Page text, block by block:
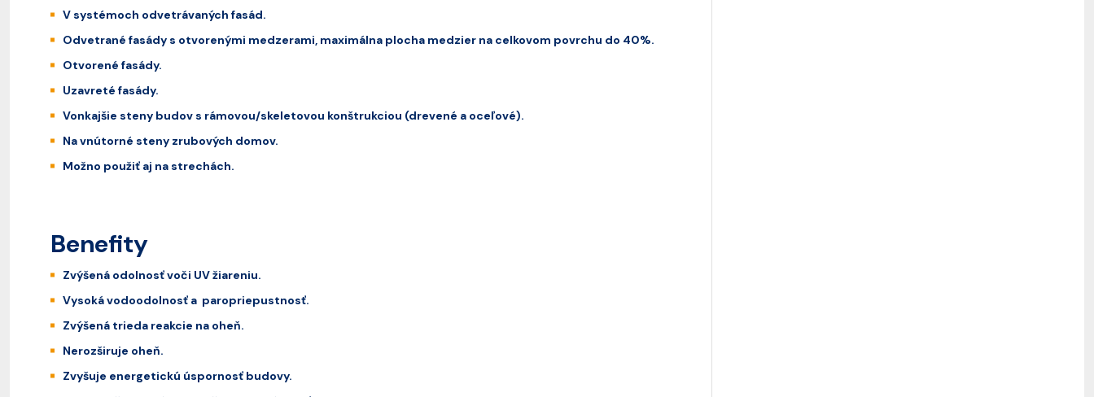
V systémoch odvetrávaných fasád.
Odvetrané fasády s otvorenými medzerami, maximálna plocha medzier na celkovom povrchu do 40%.
Otvorené fasády.
Uzavreté fasády.
Vonkajšie steny budov s rámovou/skeletovou konštrukciou (drevené a oceľové).
Na vnútorné steny zrubových domov.
Možno použiť aj na strechách.
Benefity
Zvýšená odolnosť voči UV žiareniu.
Vysoká vodoodolnosť a paropriepustnosť.
Zvýšená trieda reakcie na oheň.
Nerozširuje oheň.
Zvyšuje energetickú úspornosť budovy.